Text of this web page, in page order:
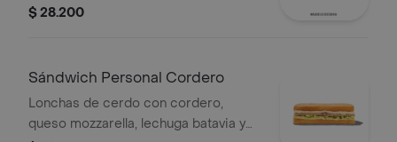
Batavia, tomate, pepinillos, salsa BBQ
$ 28.200
Sándwich Personal Cordero
Lonchas de cerdo con cordero,
queso mozzarella, lechuga batavia y